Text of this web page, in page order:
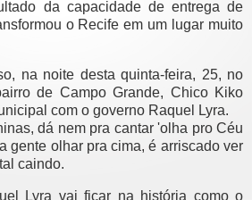
da capacidade de entrega de
o Recife em um lugar muito
na noite desta quinta-feira, 25, no
de Campo Grande, Chico Kiko
com o governo Raquel Lyra.
dá nem pra cantar 'olha pro Céu
gente olhar pra cima, é arriscado ver
caindo.
Lyra vai ficar na história como o